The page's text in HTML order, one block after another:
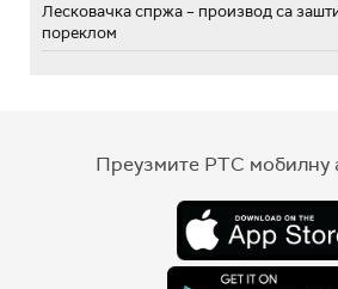
Лесковачка спржа – производ са
пореклом
Преузмите РТС мобилну